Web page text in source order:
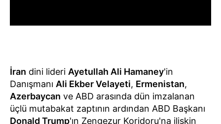
İran dini lideri Ayetullah Ali Hamaney'in
Danışmanı Ali Ekber Velayeti, Ermenistan,
Azerbaycan ve ABD arasında dün imzalanan
üçlü mutabakat zaptının ardından ABD Başkanı
Donald Trump'ın Zengezur Koridoru'na ilişkin